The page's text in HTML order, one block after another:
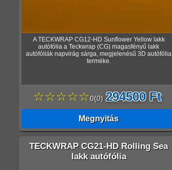
A TECKWRAP CG12-HD Sunflower Yellow lakk
autófólia a Teckwrap (CG) magasfényű lakk
autófóliák napvirág sárga, megjelenésű 3D autófólia
terméke.
☆☆☆☆☆0(0) 294500 Ft
Megnyitás
TECKWRAP CG21-HD Rolling Sea
lakk autófólia